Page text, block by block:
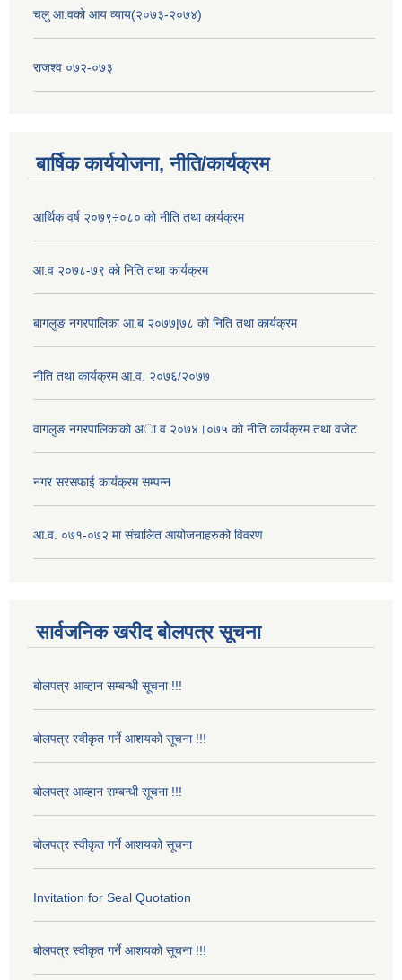
चलु आ.वको आय व्याय(२०७३-२०७४)
राजश्व ०७२-०७३
बार्षिक कार्ययोजना, नीति/कार्यक्रम
आर्थिक वर्ष २०७९÷०८० को नीति तथा कार्यक्रम
आ.व २०७८-७९ को निति तथा कार्यक्रम
बागलुङ नगरपालिका आ.ब २०७७|७८ को निति तथा कार्यक्रम
नीति तथा कार्यक्रम आ.व. २०७६/२०७७
वागलुङ नगरपालिकाकाे अा‍ व २०७४।०७५ काे नीति कार्यक्रम तथा वजेट
नगर सरसफाई कार्यक्रम सम्पन्न
आ.व. ०७१-०७२ मा संचालित आयोजनाहरुको विवरण
सार्वजनिक खरीद बोलपत्र सूचना
बोलपत्र आव्हान सम्बन्धी सूचना !!!
बोलपत्र स्वीकृत गर्ने आशयको सूचना !!!
बोलपत्र आव्हान सम्बन्धी सूचना !!!
बोलपत्र स्वीकृत गर्ने आशयको सूचना
Invitation for Seal Quotation
बोलपत्र स्वीकृत गर्ने आशयको सूचना !!!